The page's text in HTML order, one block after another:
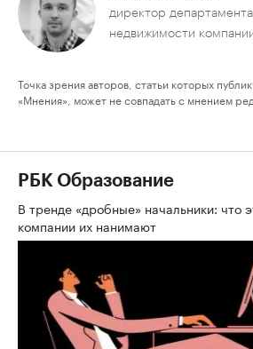
директор
недвижимости
Точка зрения авторов, статьи которых
«Мнения», может не совпадать с мнением
РБК Образование
В тренде «дробные» начальники: что
компании их нанимают